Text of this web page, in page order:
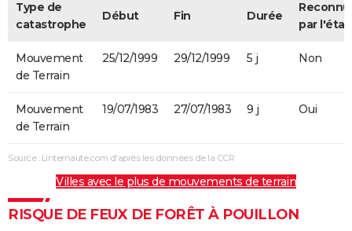
Type de
catastrophe
Début Fin Durée
par l'état
Mouvement
de Terrain
25/12/1999 29/12/1999 5 j Non
Mouvement
de Terrain
19/07/1983 27/07/1983 9 j Oui
Source : Linternaute.com d'après les données de la CCR
Villes avec le plus de mouvements de terrain
RISQUE DE FEUX DE FORÊT À POUILLON